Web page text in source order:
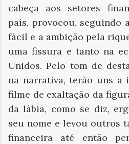
cabeça aos setores
país, provocou, seguindo
fácil e a ambição pela
uma fissura e tanto na
Unidos. Pelo tom de
na narrativa, terão uns a
filme de exaltação da
da lábia, como se diz,
seu nome e levou outros
financeira até então